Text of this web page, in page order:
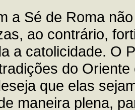
a Sé de Roma
ao contrário,
a catolicidade. O
do
que elas
maneira plena,